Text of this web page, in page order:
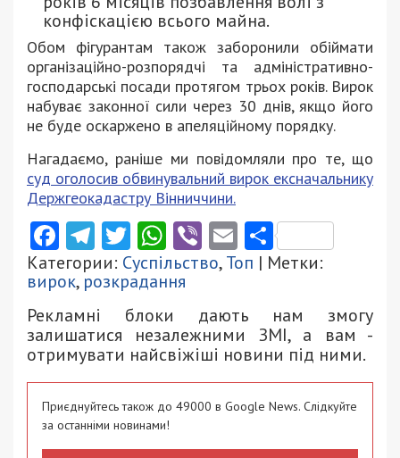
конфіскацією всього майна.
Обом фігурантам також заборонили обіймати
організаційно-розпорядчі та адміністративно-
господарські посади протягом трьох років. Вирок
набуває законної сили через 30 днів, якщо його
не буде оскаржено в апеляційному порядку.
Нагадаємо, раніше ми повідомляли про те, що
суд оголосив обвинувальний вирок ексначальнику
Держгеокадастру Вінниччини.
Facebook
Telegram
Twitter
WhatsApp
ViberEmail
Категории: Суспільство,Топ | Метки:
вирок, розкрадання
Рекламні блоки дають нам змогу
залишатися незалежними ЗМІ, а вам -
отримувати найсвіжіші новини під ними.
Приєднуйтесь також до 49000 в Google News. Слідкуйте
за останніми новинами!